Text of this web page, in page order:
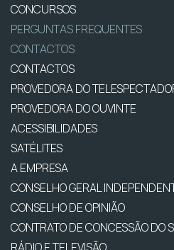
CONCURSOS
PERGUNTAS FREQUENTES
CONTACTOS
CONTACTOS
PROVEDORA DO
PROVEDORA DO OUVINTE
ACESSIBILIDADES
SATÉLITES
A EMPRESA
CONSELHO GERAL
CONSELHO DE OPINIÃO
CONTRATO DE CONCESSÃO DO